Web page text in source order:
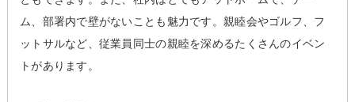
ム、部署内で壁がないことも魅力です。親睦会やゴルフ、フ
ットサルなど、従業員同士の親睦を深めるたくさんのイベン
トがあります。